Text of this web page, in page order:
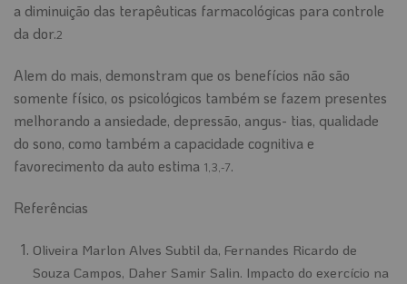
a diminuição das terapêuticas farmacológicas para controle
da dor.2
Alem do mais, demonstram que os benefícios não são
somente físico, os psicológicos também se fazem presentes
melhorando a ansiedade, depressão, angus- tias, qualidade
do sono, como também a capacidade cognitiva e
favorecimento da auto estima 1,3,-7.
Referências
Oliveira Marlon Alves Subtil da, Fernandes Ricardo de
Souza Campos, Daher Samir Salin. Impacto do exercício na